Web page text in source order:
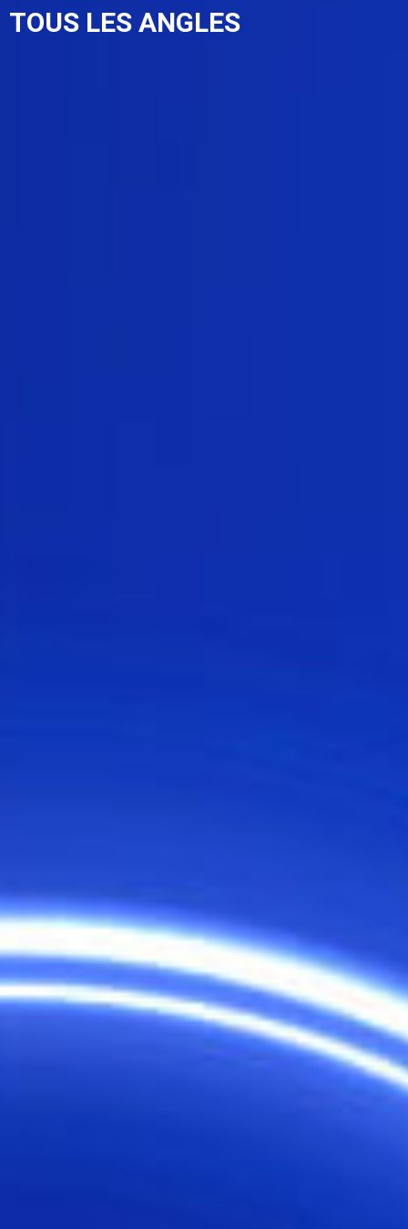
TOUS LES ANGLES